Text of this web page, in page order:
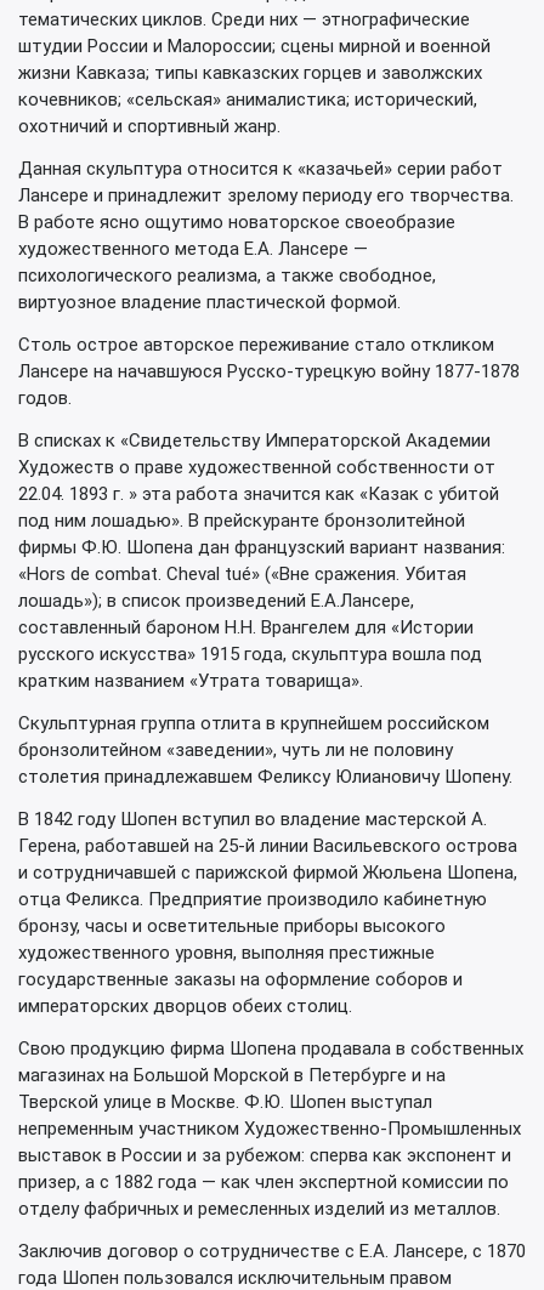
тематических циклов. Среди них — этнографические
штудии России и Малороссии; сцены мирной и военной
жизни Кавказа; типы кавказских горцев и заволжских
кочевников; «сельская» анималистика; исторический,
охотничий и спортивный жанр.
Данная скульптура относится к «казачьей» серии работ
Лансере и принадлежит зрелому периоду его творчества.
В работе ясно ощутимо новаторское своеобразие
художественного метода Е.А. Лансере —
психологического реализма, а также свободное,
виртуозное владение пластической формой.
Столь острое авторское переживание стало откликом
Лансере на начавшуюся Русско-турецкую войну 1877-1878
годов.
В списках к «Свидетельству Императорской Академии
Художеств о праве художественной собственности от
22.04. 1893 г. » эта работа значится как «Казак с убитой
под ним лошадью». В прейскуранте бронзолитейной
фирмы Ф.Ю. Шопена дан французский вариант названия:
«Hors de combat. Cheval tué» («Вне сражения. Убитая
лошадь»); в список произведений Е.А.Лансере,
составленный бароном Н.Н. Врангелем для «Истории
русского искусства» 1915 года, скульптура вошла под
кратким названием «Утрата товарища».
Скульптурная группа отлита в крупнейшем российском
бронзолитейном «заведении», чуть ли не половину
столетия принадлежавшем Феликсу Юлиановичу Шопену.
В 1842 году Шопен вступил во владение мастерской А.
Герена, работавшей на 25-й линии Васильевского острова
и сотрудничавшей с парижской фирмой Жюльена Шопена,
отца Феликса. Предприятие производило кабинетную
бронзу, часы и осветительные приборы высокого
художественного уровня, выполняя престижные
государственные заказы на оформление соборов и
императорских дворцов обеих столиц.
Свою продукцию фирма Шопена продавала в собственных
магазинах на Большой Морской в Петербурге и на
Тверской улице в Москве. Ф.Ю. Шопен выступал
непременным участником Художественно-Промышленных
выставок в России и за рубежом: сперва как экспонент и
призер, а с 1882 года — как член экспертной комиссии по
отделу фабричных и ремесленных изделий из металлов.
Заключив договор о сотрудничестве с Е.А. Лансере, с 1870
года Шопен пользовался исключительным правом